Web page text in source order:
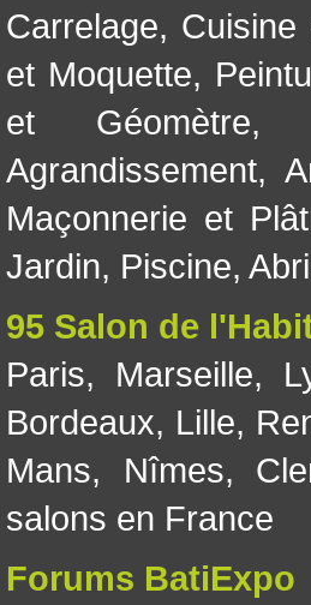
Carrelage, Cuisine
et Moquette,
et Géomètre,
Agrandissement,
Maçonnerie et
Jardin, Piscine,
95 Salon de
Paris, Marseille,
Bordeaux, Lille,
Mans, Nîmes,
salons en France
Forums BatiExpo